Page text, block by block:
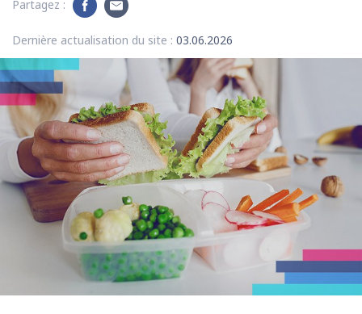
Partagez :
Dernière actualisation du site : 03.06.2026